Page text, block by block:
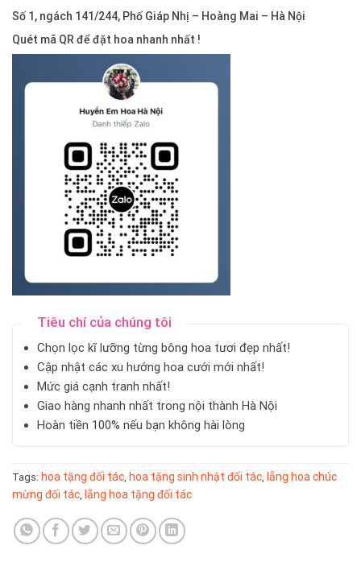
Số 1, ngách 141/244, Phố Giáp Nhị – Hoàng Mai – Hà Nội
Quét mã QR để đặt hoa nhanh nhất !
Tiêu chí của chúng tôi
Chọn lọc kĩ lưỡng từng bông hoa tươi đẹp nhất!
Cập nhật các xu hướng hoa cưới mới nhất!
Mức giá cạnh tranh nhất!
Giao hàng nhanh nhất trong nội thành Hà Nội
Hoàn tiền 100% nếu bạn không hài lòng
Tags: hoa tặng đối tác hoa tặng sinh nhật đối tác lẵng hoa chúc
mừng đối tác lẵng hoa tặng đối tác